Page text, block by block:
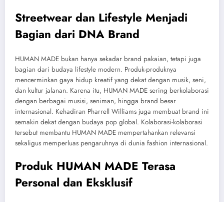
Streetwear dan Lifestyle Menjadi
Bagian dari DNA Brand
HUMAN MADE bukan hanya sekadar brand pakaian, tetapi juga
bagian dari budaya lifestyle modern. Produk-produknya
mencerminkan gaya hidup kreatif yang dekat dengan musik, seni,
dan kultur jalanan. Karena itu, HUMAN MADE sering berkolaborasi
dengan berbagai musisi, seniman, hingga brand besar
internasional. Kehadiran Pharrell Williams juga membuat brand ini
semakin dekat dengan budaya pop global. Kolaborasi-kolaborasi
tersebut membantu HUMAN MADE mempertahankan relevansi
sekaligus memperluas pengaruhnya di dunia fashion internasional.
Produk HUMAN MADE Terasa
Personal dan Eksklusif